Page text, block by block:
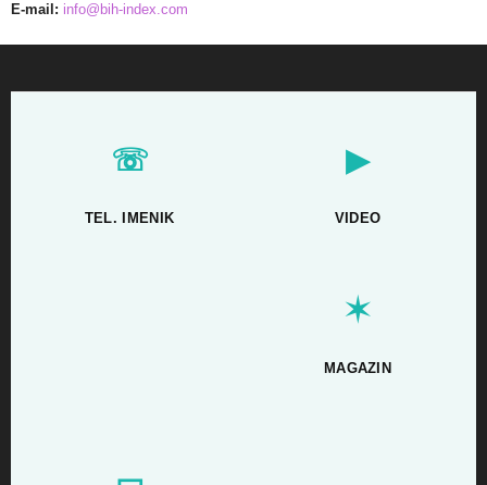
E-mail: info@bih-index.com
☏
TEL. IMENIK
▶
VIDEO
✶
MAGAZIN